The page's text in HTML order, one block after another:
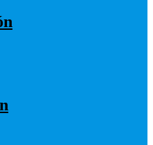
Concentración
Investigación